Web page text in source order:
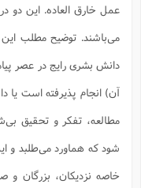
عمل خارق العاده. این دو در
می‌باشند. توضیح مطلب این
دانش بشری رایج در عصر
آن) انجام پذیرفته است یا
مطالعه، تفکر و تحقیق
شود که هماورد می‌طلبد و
خاصه نزدیکان، بزرگان